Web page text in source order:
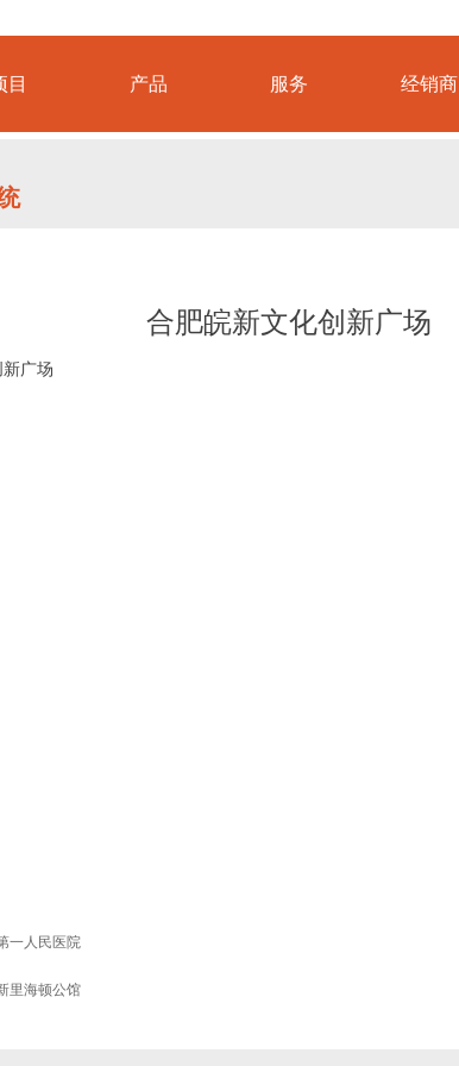
目 产品 服务 经销商
合肥皖新文化创新广场
广场
一人民医院
里海顿公馆